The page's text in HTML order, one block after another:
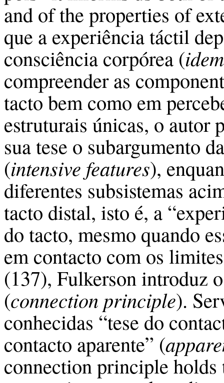
and of the properties of
que a experiência táctil
consciência corpórea (idem
compreender as
tacto bem como em
estruturais únicas, o autor
sua tese o subargumento
(intensive features),
diferentes subsistemas
tacto distal, isto é, a
do tacto, mesmo quando
em contacto com os
(137), Fulkerson introduz
(connection principle).
conhecidas “tese do
contacto aparente” (
connection principle